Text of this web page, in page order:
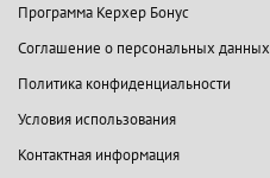
Программа Керхер Бонус
Соглашение о персональных данных
Политика конфиденциальности
Условия использования
Контактная информация